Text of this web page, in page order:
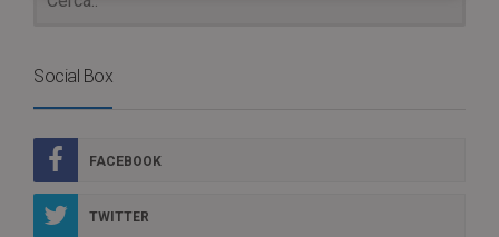
Social Box
FACEBOOK
TWITTER